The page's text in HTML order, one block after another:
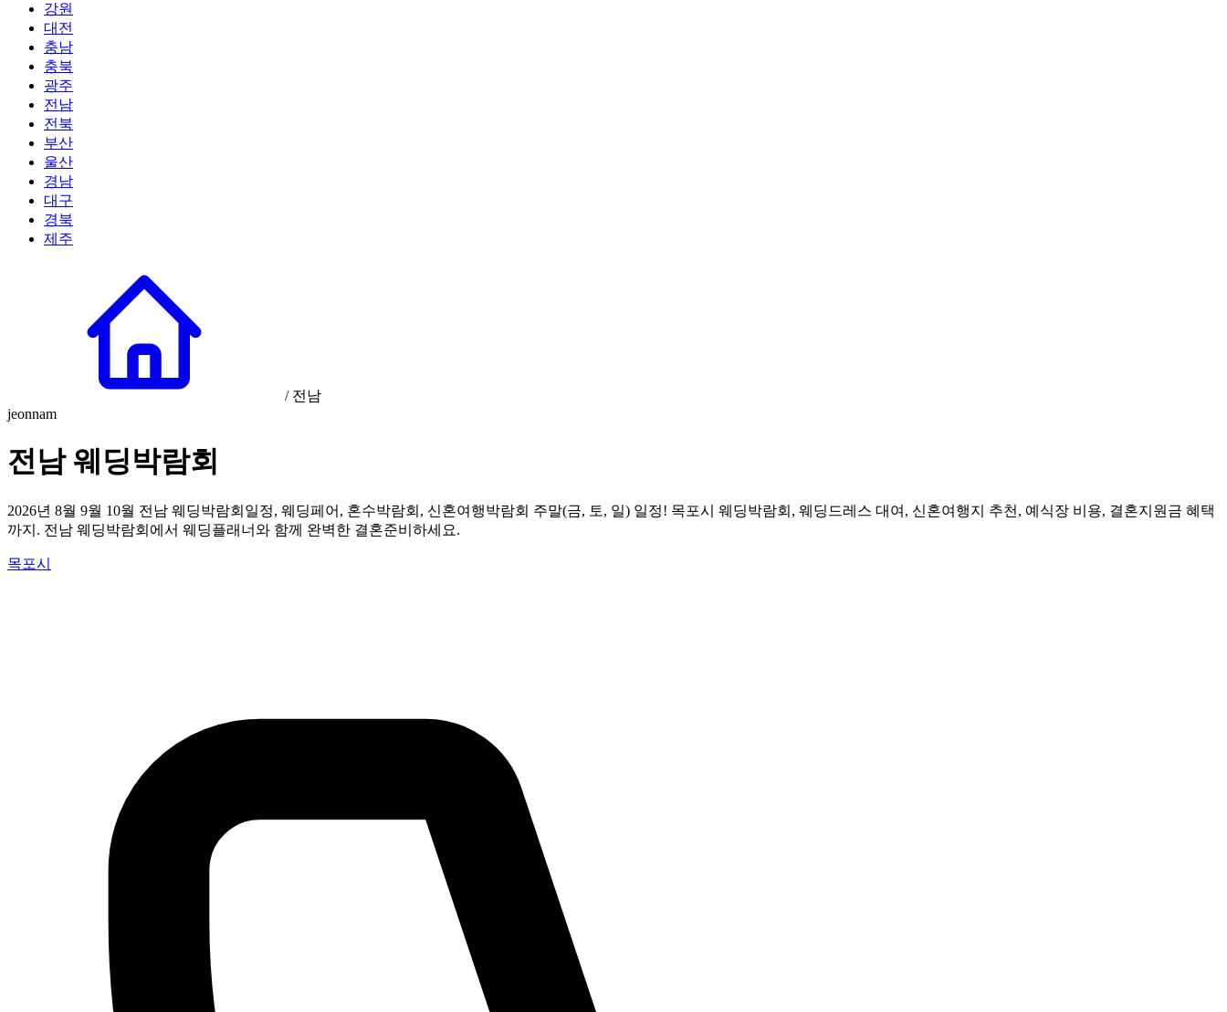
강원
대전
충남
충북
광주
전남
전북
부산
울산
경남
대구
경북
제주
/ 전남
jeonnam
전남 웨딩박람회
2026년 8월 9월 10월 전남 웨딩박람회일정, 웨딩페어, 혼수박람회, 신혼여행박람회 주말(금, 토, 일) 일정! 목포시 웨딩박람회, 웨딩드레스 대여, 신혼여행지 추천, 예식장 비용, 결혼지원금 혜택
까지. 전남 웨딩박람회에서 웨딩플래너와 함께 완벽한 결혼준비하세요.
목포시